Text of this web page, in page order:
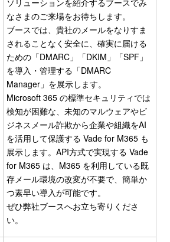
ソリューションを紹介するブースでみ
なさまのご来場をお待ちします。
ブースでは、貴社のメールをなりすま
されることなく安全に、確実に届ける
ための「DMARC」「DKIM」「SPF」
を導入・管理する「DMARC
Manager」を展示します。
Microsoft 365 の標準セキュリティでは
検知が困難な、未知のマルウェアやビ
ジネスメール詐欺から企業や組織をAI
を活用して保護する Vade for M365 も
展示します。API方式で実現する Vade
for M365 は、M365 を利用している既
存メール環境の改変が不要で、簡単か
つ素早い導入が可能です。
ぜひ弊社ブースへお立ち寄りくださ
い。